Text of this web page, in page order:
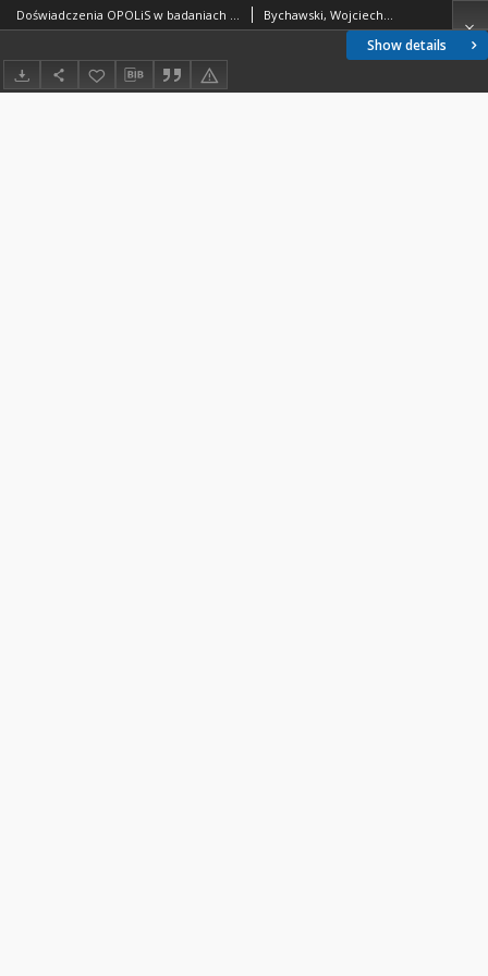
Show details
Doświadczenia OPOLiS w badaniach degradacji lasów za pomocą teledetekcji lotniczej i satelitarnej Bychawski, Wojciech; Ciołkosz, Andrzej; Iracka, Maria; Zawiła-Niedźwiecki, Tomasz